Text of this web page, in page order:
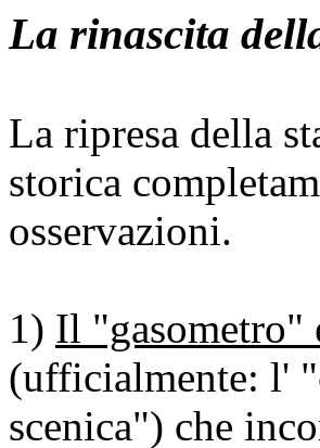
La rinascita
La ripresa della
storica
osservazioni.
1) Il "gasometro"
(ufficialmente: l'
scenica") che